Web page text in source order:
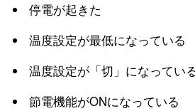
停電が起きた
温度設定が最低になっている
温度設定が「切」になってい
節電機能がONになっている